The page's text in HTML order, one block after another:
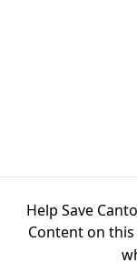
Help Save
Content on